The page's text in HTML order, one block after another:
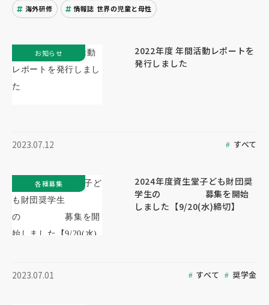
海外研修 情報誌 世界の児童と母性
2022年度 年間活動レポートを
発行しました
2023.07.12 すべて
お知らせ
2024年度資生堂子ども財団奨
学生の 募集を開始
しました【9/20(水)締切】
2023.07.01 すべて 奨学金
各種募集